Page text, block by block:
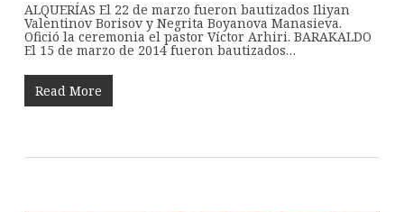
ALQUERÍAS El 22 de marzo fueron bautizados Iliyan
Valentinov Borisov y Negrita Boyanova Manasieva.
Ofició la ceremonia el pastor Víctor Arhiri. BARAKALDO
El 15 de marzo de 2014 fueron bautizados…
Read More